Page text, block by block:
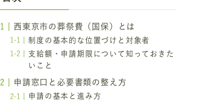
西東京市の葬祭費（国保）とは
制度の基本的な位置づけと対象者
支給額・申請期限について知っておきた
いこと
申請窓口と必要書類の整え方
申請の基本と進み方